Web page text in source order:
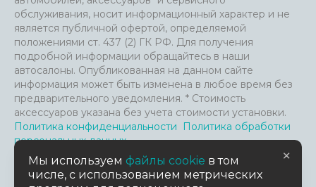
обслуживания, носит информационный характер и не
является публичной офертой, определяемой
положениями ст. 437 (2) ГК РФ. Для получения
подробной информации обращайтесь в наши
автосалоны. Опубликованная на данном сайте
информация может быть изменена в любое время без
предварительного уведомления. * Стоимость
аксессуаров указана без учета стоимости установки.
Политика конфиденциальности
Политика обработки
персональных данных
Файлы Cookie и анализ посещения сайта
Пользовательское соглашение
Согласие на обработку персональных данных Согласие
Мы используем файлы cookie в том
числе, с использованием метрических
×